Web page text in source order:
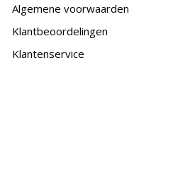
Algemene voorwaarden
Klantbeoordelingen
Klantenservice